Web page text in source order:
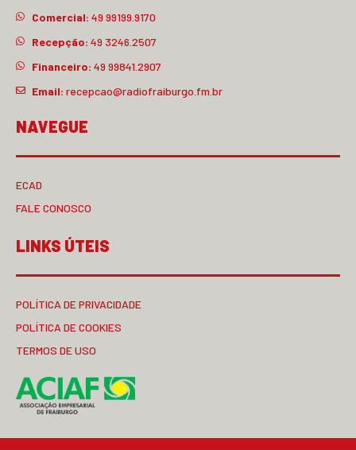
Comercial: 49 99199.9170
Recepção: 49 3246.2507
Financeiro: 49 99841.2907
Email: recepcao@radiofraiburgo.fm.br
NAVEGUE
ECAD
FALE CONOSCO
LINKS ÚTEIS
POLÍTICA DE PRIVACIDADE
POLÍTICA DE COOKIES
TERMOS DE USO